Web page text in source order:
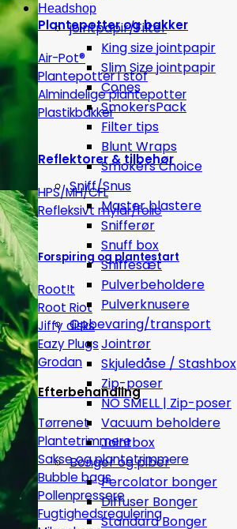
Plantepotter og bakker
Air-Pot®
Plantepotter i stof
Almindelige plantepotter
Plastikbakker
Reflektorer & tilbehør
HPS/MH/CFL
Refleksivt mylar/folie
Forspiring og plantestart
Root!t
Root Riot
Jiffy disks
Eazy Plugs
Grodan
Efterbehandling
Tørrenet
Plantetrimmere
Sakse og plantetrimmere
Bubble bags
Pollenpressere
Fugtighedsregulering
Headshop
jointpapir/Filter
King size jointpapir
Slim Size jointpapir
Cones
SmokersPack
Filter tips
Blunt Wraps
Smokers Choice
Sniff/Snus
Master blastere
Snifferør
Snuff box
Sniffesæt
Pulverbeholdere
Pulverknusere
Opbevaring/transport
Jointrør
Skjuledåse / Stashbox
Zip-poser
NO SMELL | Zip-poser
Vacuum beholdere
Jointbox
Bonger og piber
Percolator bonger
Diffuser Bonger
Standard Bonger